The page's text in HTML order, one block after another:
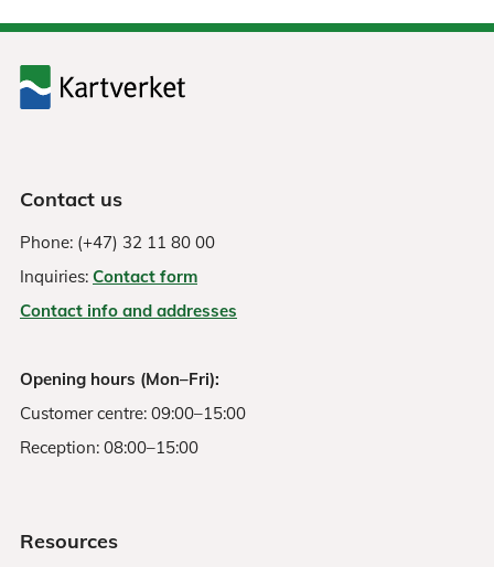
Contact us
Phone: (+47) 32 11 80 00
Inquiries: Contact form
Contact info and addresses
Opening hours (Mon–Fri):
Customer centre: 09:00–15:00
Reception: 08:00–15:00
Resources